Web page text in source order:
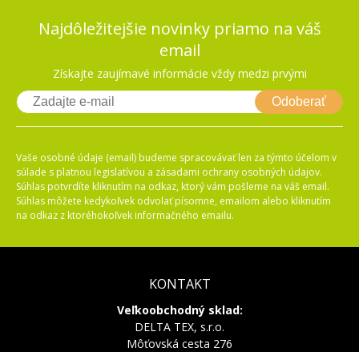
Najdôležitejšie novinky priamo na váš
email
Získajte zaujímavé informácie vždy medzi prvými
Odoberať
Vaše osobné údaje (email) budeme spracovávať len za týmto účelom v
súlade s platnou legislatívou a zásadami ochrany osobných údajov.
Súhlas potvrdíte kliknutím na odkaz, ktorý vám pošleme na váš email.
Súhlas môžete kedykoľvek odvolať písomne, emailom alebo kliknutím
na odkaz z ktoréhokoľvek informačného emailu.
KONTAKT
Veľkoobchodný sklad:
DELTA TEX, s.r.o.
Môťovská cesta 276